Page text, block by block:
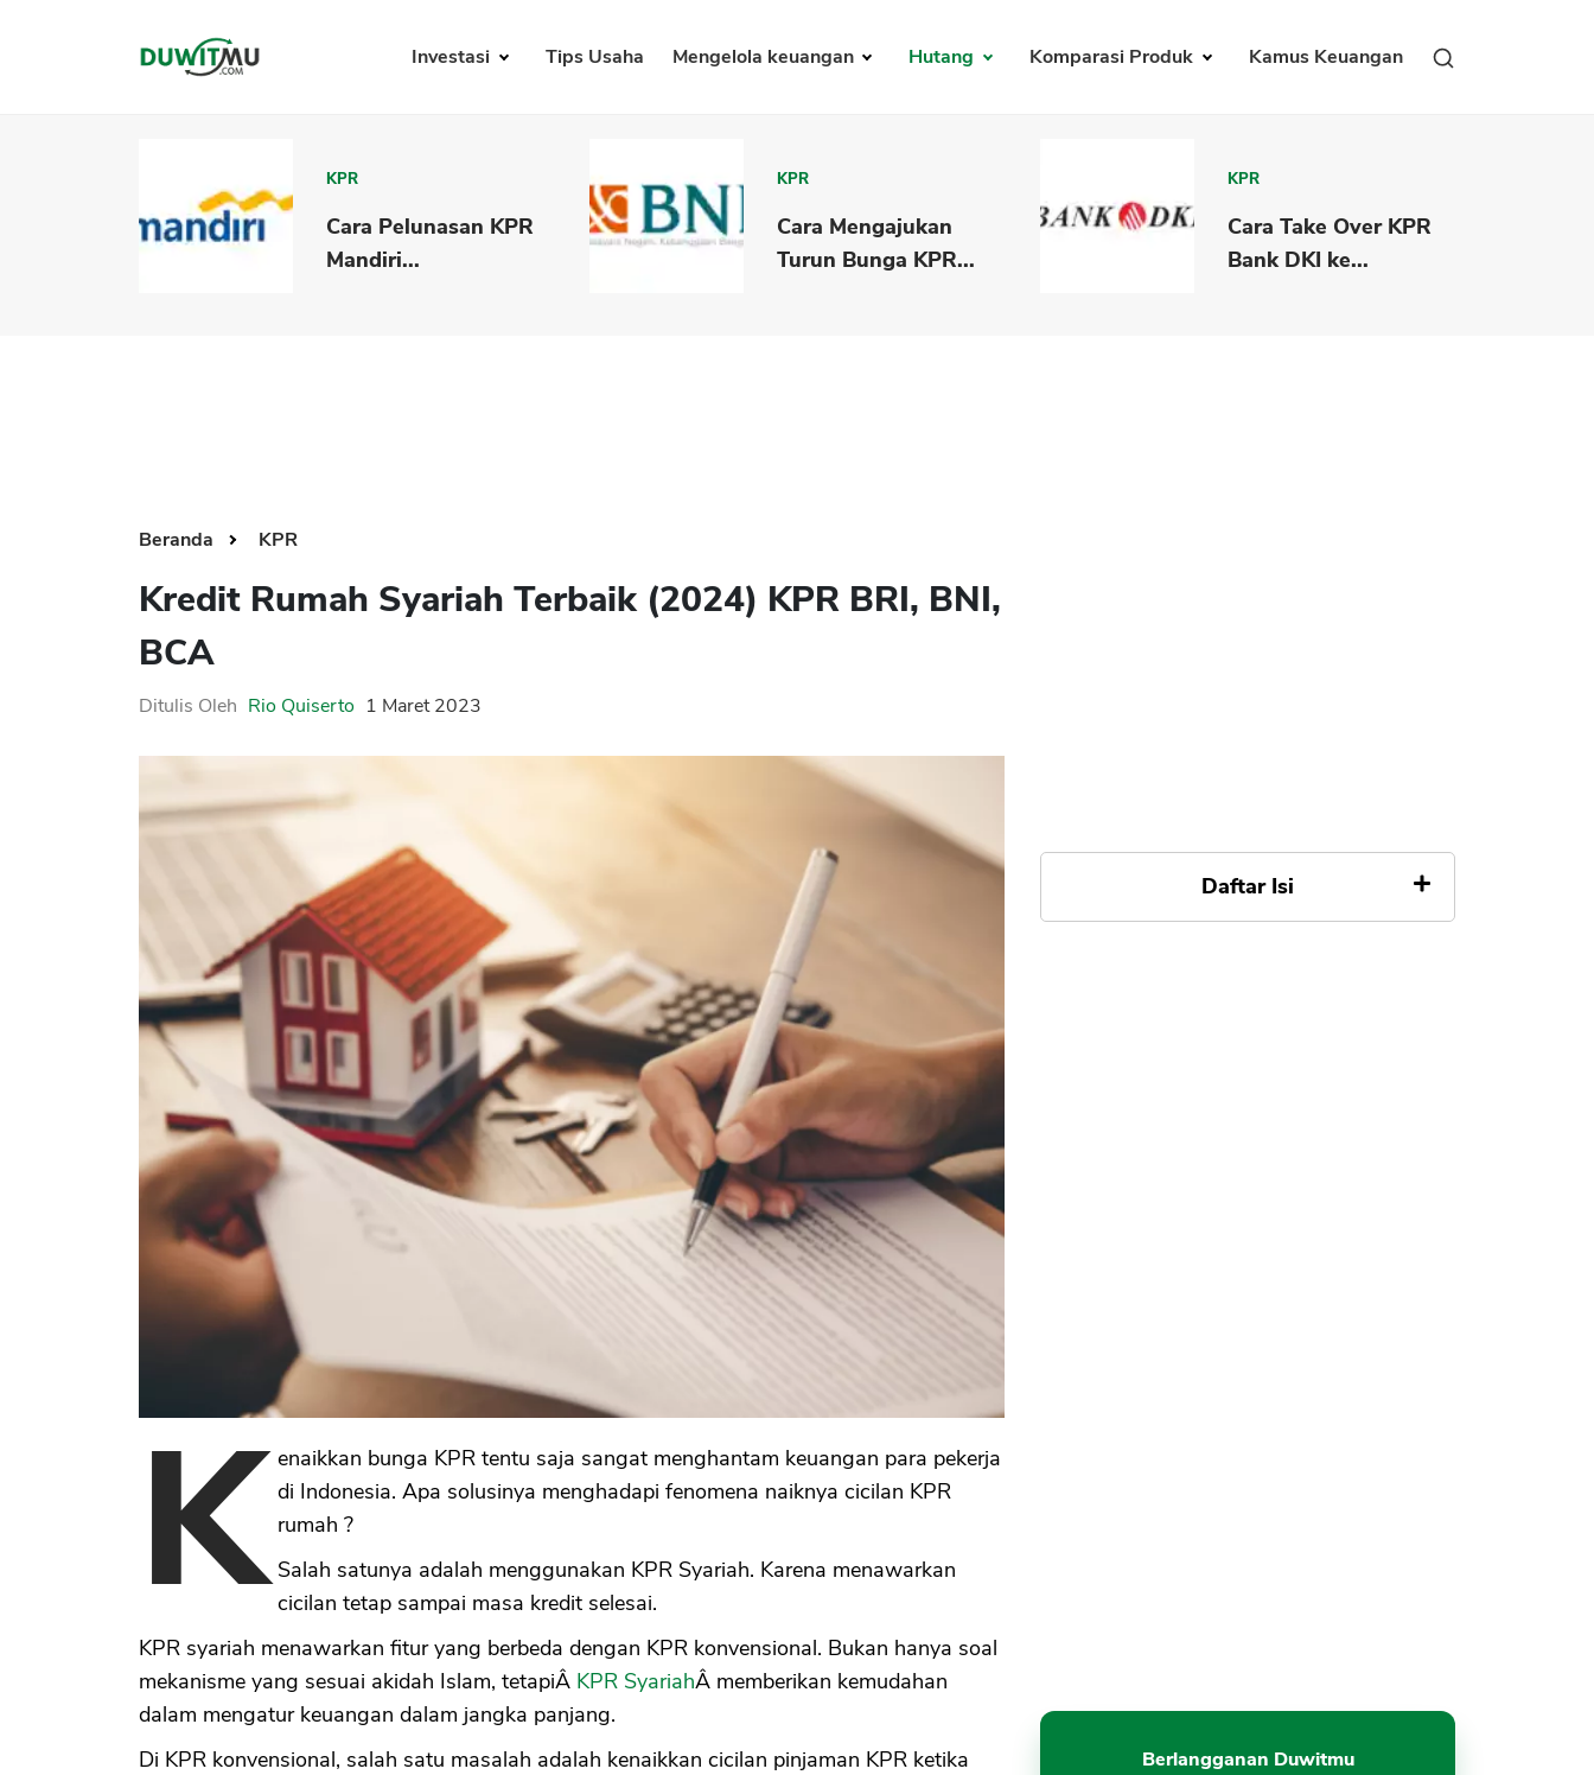
Investasi Tips Usaha Mengelola keuangan Hutang Komparasi Produk Kamus Keuangan
KPR
Cara Pelunasan KPR
Mandiri...
KPR
Cara Mengajukan
Turun Bunga KPR...
KPR
Cara Take Over KPR
Bank DKI ke...
Beranda KPR
Kredit Rumah Syariah Terbaik (2024) KPR BRI, BNI,
BCA
Ditulis Oleh Rio Quiserto 1 Maret 2023
K enaikkan bunga KPR tentu saja sangat menghantam keuangan para pekerja
di Indonesia. Apa solusinya menghadapi fenomena naiknya cicilan KPR
rumah ?
Salah satunya adalah menggunakan KPR Syariah. Karena menawarkan
cicilan tetap sampai masa kredit selesai.
KPR syariah menawarkan fitur yang berbeda dengan KPR konvensional. Bukan hanya soal
mekanisme yang sesuai akidah Islam, tetapiÂ KPR SyariahÂ memberikan kemudahan
dalam mengatur keuangan dalam jangka panjang.
Di KPR konvensional, salah satu masalah adalah kenaikkan cicilan pinjaman KPR ketika
Daftar Isi
Kesimpulan
Berlangganan Duwitmu